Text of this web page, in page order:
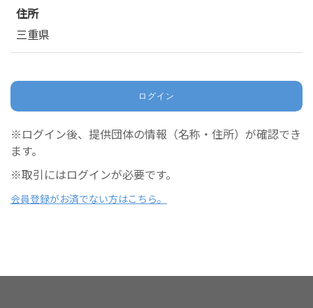
住所
三重県
ログイン
※ログイン後、提供団体の情報（名称・住所）が確認でき
ます。
※取引にはログインが必要です。
会員登録がお済でない方はこちら。